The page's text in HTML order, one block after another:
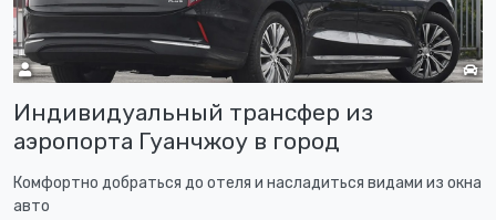
Индивидуальный трансфер из
аэропорта Гуанчжоу в город
Комфортно добраться до отеля и насладиться видами из окна
авто